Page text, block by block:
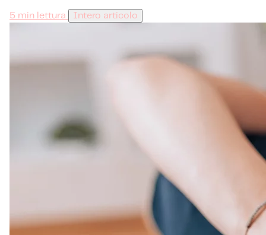
5 min lettura Intero articolo